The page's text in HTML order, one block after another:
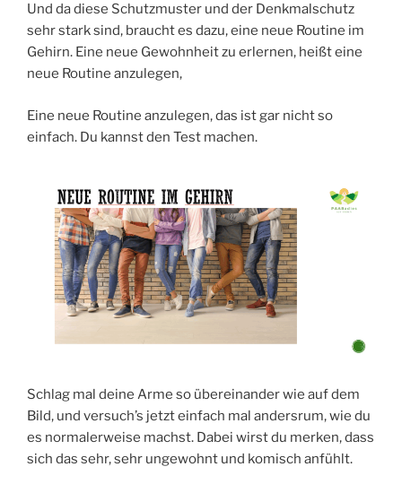
Und da diese Schutzmuster und der Denkmalschutz
sehr stark sind, braucht es dazu, eine neue Routine im
Gehirn. Eine neue Gewohnheit zu erlernen, heißt eine
neue Routine anzulegen,
Eine neue Routine anzulegen, das ist gar nicht so
einfach. Du kannst den Test machen.
Schlag mal deine Arme so übereinander wie auf dem
Bild, und versuch’s jetzt einfach mal andersrum, wie du
es normalerweise machst. Dabei wirst du merken, dass
sich das sehr, sehr ungewohnt und komisch anfühlt.